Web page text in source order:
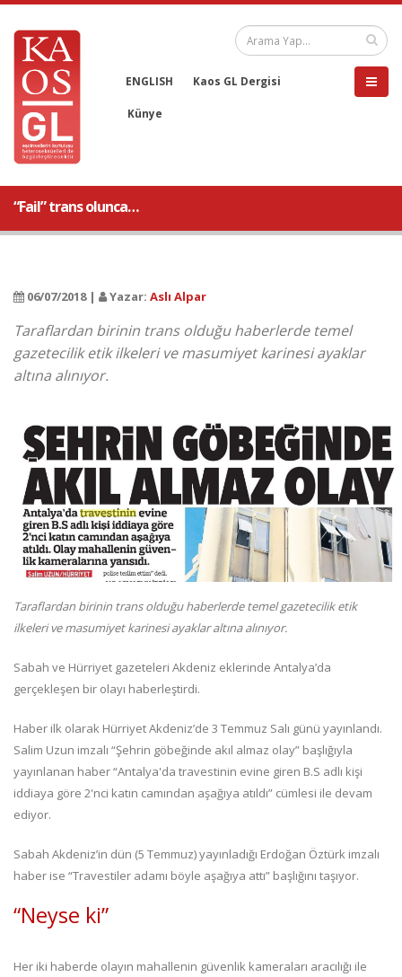
ENGLISH Kaos GL Dergisi
Künye
“Fail” trans olunca…
06/07/2018 | Yazar: Aslı Alpar
Taraflardan birinin trans olduğu haberlerde temel
gazetecilik etik ilkeleri ve masumiyet karinesi ayaklar
altına alınıyor.
Taraflardan birinin trans olduğu haberlerde temel gazetecilik etik
ilkeleri ve masumiyet karinesi ayaklar altına alınıyor.
Sabah ve Hürriyet gazeteleri Akdeniz eklerinde Antalya’da
gerçekleşen bir olayı haberleştirdi.
Haber ilk olarak Hürriyet Akdeniz’de 3 Temmuz Salı günü yayınlandı.
Salim Uzun imzalı “Şehrin göbeğinde akıl almaz olay” başlığıyla
yayınlanan haber “Antalya'da travestinin evine giren B.S adlı kişi
iddiaya göre 2'nci katın camından aşağıya atıldı” cümlesi ile devam
ediyor.
Sabah Akdeniz’in dün (5 Temmuz) yayınladığı Erdoğan Öztürk imzalı
haber ise “Travestiler adamı böyle aşağıya attı” başlığını taşıyor.
“Neyse ki”
Her iki haberde olayın mahallenin güvenlik kameraları aracılığı ile